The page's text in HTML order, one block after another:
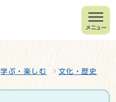
メニュー
学ぶ・楽しむ 文化・歴史